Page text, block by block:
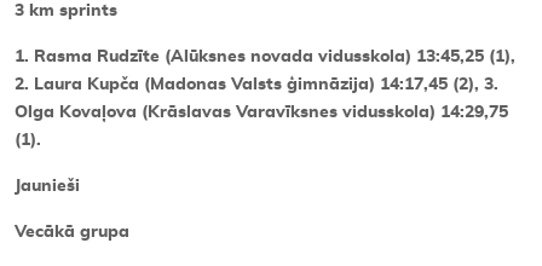
3 km sprints
1. Rasma Rudzīte (Alūksnes novada vidusskola) 13:45,25 (1),
2. Laura Kupča (Madonas Valsts ģimnāzija) 14:17,45 (2), 3.
Olga Kovaļova (Krāslavas Varavīksnes vidusskola) 14:29,75
(1).
Jaunieši
Vecākā grupa